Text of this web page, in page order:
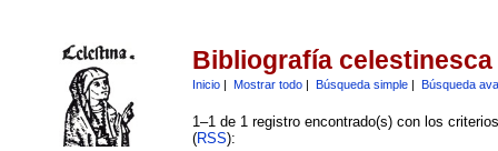
Bibliografía celestinesca
Inicio| Mostrar todo| Búsqueda simple| Búsqueda
1–1 de 1 registro encontrado(s) con los
(RSS):